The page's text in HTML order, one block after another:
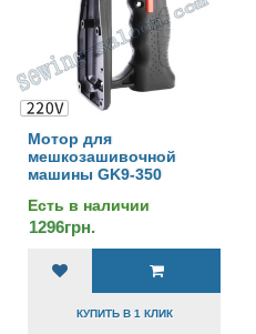
Мотор для
мешкозашивочной
машины GK9-350
Есть в наличии
1296грн.
КУПИТЬ В 1 КЛИК